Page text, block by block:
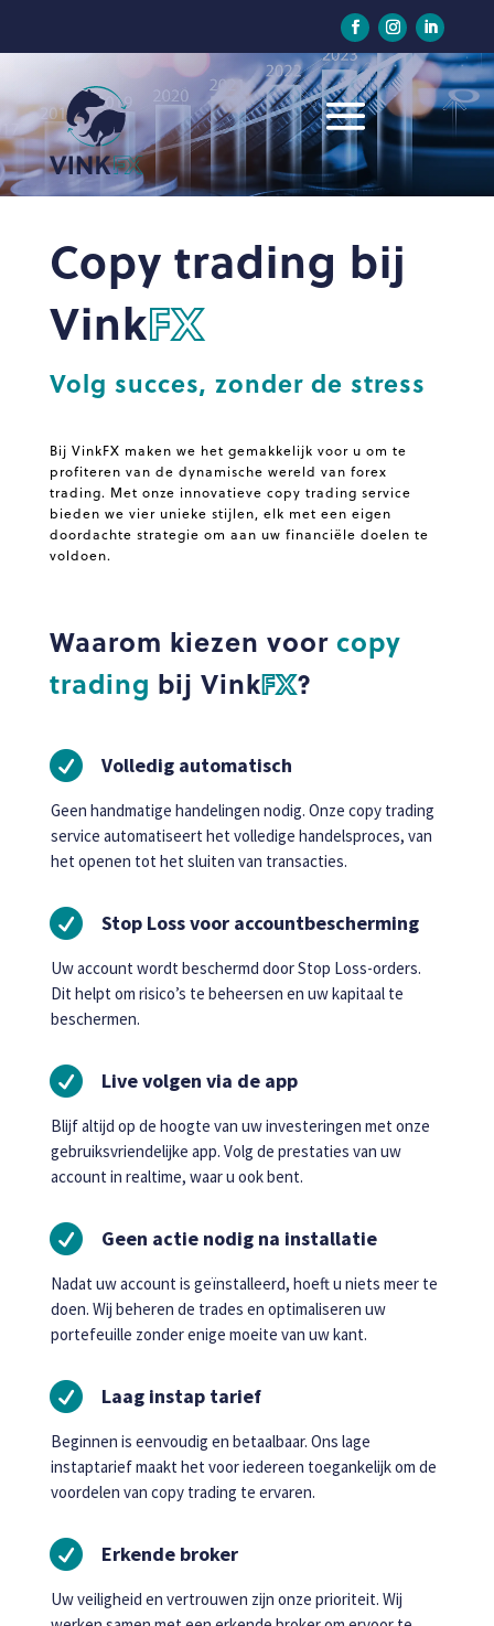
Copy trading bij
VinkFX
Volg succes, zonder de stress
Bij VinkFX maken we het gemakkelijk voor u om te
profiteren van de dynamische wereld van forex
trading. Met onze innovatieve copy trading service
bieden we vier unieke stijlen, elk met een eigen
doordachte strategie om aan uw financiële doelen te
voldoen.
Waarom kiezen voor copy
trading bij VinkFX?
 Volledig automatisch
Geen handmatige handelingen nodig. Onze copy trading
service automatiseert het volledige handelsproces, van
het openen tot het sluiten van transacties.
 Stop Loss voor accountbescherming
Uw account wordt beschermd door Stop Loss-orders.
Dit helpt om risico’s te beheersen en uw kapitaal te
beschermen.
 Live volgen via de app
Blijf altijd op de hoogte van uw investeringen met onze
gebruiksvriendelijke app. Volg de prestaties van uw
account in realtime, waar u ook bent.
 Geen actie nodig na installatie
Nadat uw account is geïnstalleerd, hoeft u niets meer te
doen. Wij beheren de trades en optimaliseren uw
portefeuille zonder enige moeite van uw kant.
 Laag instap tarief
Beginnen is eenvoudig en betaalbaar. Ons lage
instaptarief maakt het voor iedereen toegankelijk om de
voordelen van copy trading te ervaren.
 Erkende broker
Uw veiligheid en vertrouwen zijn onze prioriteit. Wij